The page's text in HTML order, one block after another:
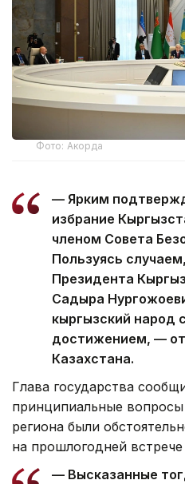
Фото: Акорда
— Ярким
избрание
членом Совета
Пользуясь
Президента
Садыра
кыргызский народ
достижением, —
Казахстана.
Глава государства
принципиальные
региона были
на прошлогодней
— Высказанные